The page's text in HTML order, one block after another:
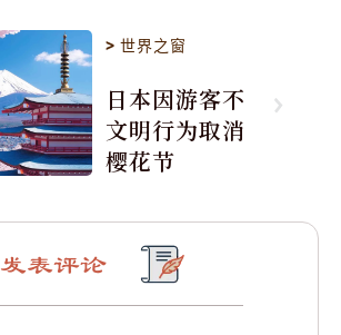
>世界之窗
日本因游客不
文明行为取消
樱花节
发表评论